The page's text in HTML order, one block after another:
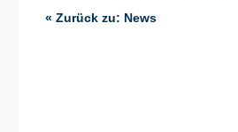
« Zurück zu: News